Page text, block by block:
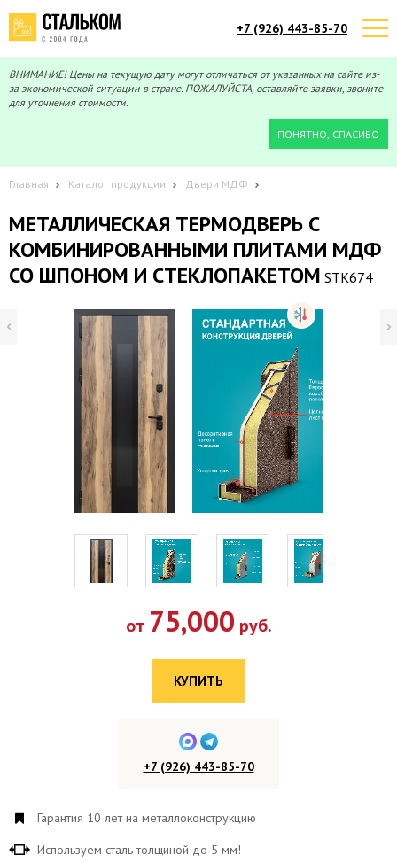
+7 (926) 443-85-70
ВНИМАНИЕ! Цены на текущую дату могут отличаться от указанных на сайте из-
за экономической ситуации в стране. ПОЖАЛУЙСТА, оставляйте заявки, звоните
для уточнения стоимости.
ПОНЯТНО, СПАСИБО
Главная Каталог продукции Двери МДФ
МЕТАЛЛИЧЕСКАЯ ТЕРМОДВЕРЬ С
КОМБИНИРОВАННЫМИ ПЛИТАМИ МДФ
СО ШПОНОМ И СТЕКЛОПАКЕТОМ STK674
от 75,000 руб.
КУПИТЬ
+7 (926) 443-85-70
Гарантия 10 лет на металлоконструкцию
Используем сталь толщиной до 5 мм!
Telegram
Max